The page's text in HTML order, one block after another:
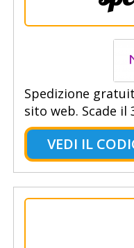
Spedizione
sito web. Scade il
VEDI IL